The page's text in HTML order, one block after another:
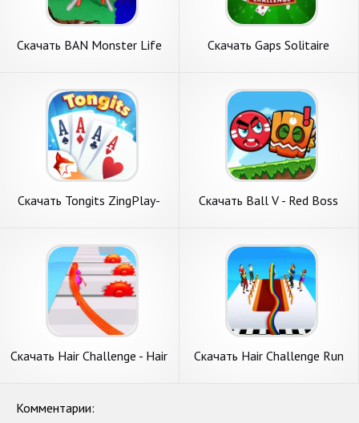
Скачать BAN Monster Life
Скачать Gaps Solitaire
на Андроид
Скачать Tongits ZingPlay-
Скачать Ball V - Red Boss
на Андроид
Скачать Hair Challenge - Hair
Скачать Hair Challenge Run
Комментарии: